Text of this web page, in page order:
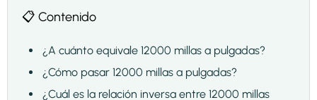
📋 Contenido
¿A cuánto equivale 12000 millas a pulgadas?
¿Cómo pasar 12000 millas a pulgadas?
¿Cuál es la relación inversa entre 12000 millas